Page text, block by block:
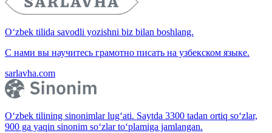
O‘zbek tilida savodli yozishni biz bilan boshlang.
С нами вы научитесь грамотно писать на узбекском языке.
sarlavha.com
O‘zbek tilining sinonimlar lug‘ati. Saytda 3300 tadan ortiq so‘zlar,
900 ga yaqin sinonim so‘zlar to‘plamiga jamlangan.